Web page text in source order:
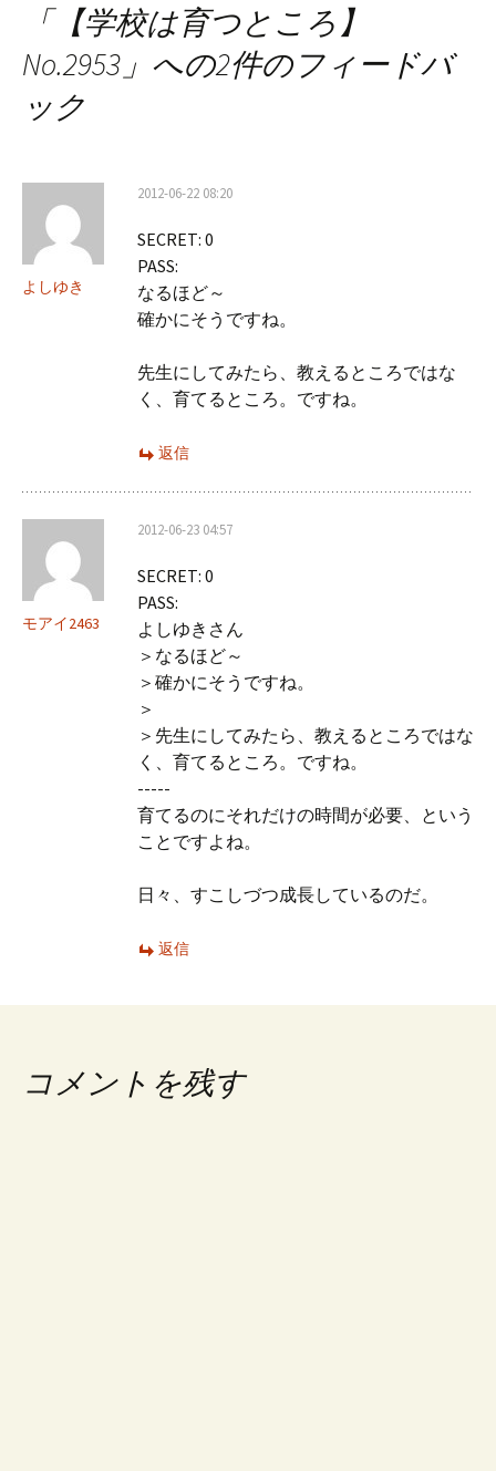
ゲ
ー
「【学校は育つところ】
No.2953 」への2件のフィードバ
ック
よしゆき
2012-06-22 08:20
SECRET: 0
PASS:
なるほど～
確かにそうですね。
先生にしてみたら、教えるところではな
く、育てるところ。ですね。
返信
モアイ2463
2012-06-23 04:57
SECRET: 0
PASS:
よしゆきさん
＞なるほど～
＞確かにそうですね。
＞
＞先生にしてみたら、教えるところではな
く、育てるところ。ですね。
-----
育てるのにそれだけの時間が必要、という
ことですよね。
日々、すこしづつ成長しているのだ。
返信
コメントを残す